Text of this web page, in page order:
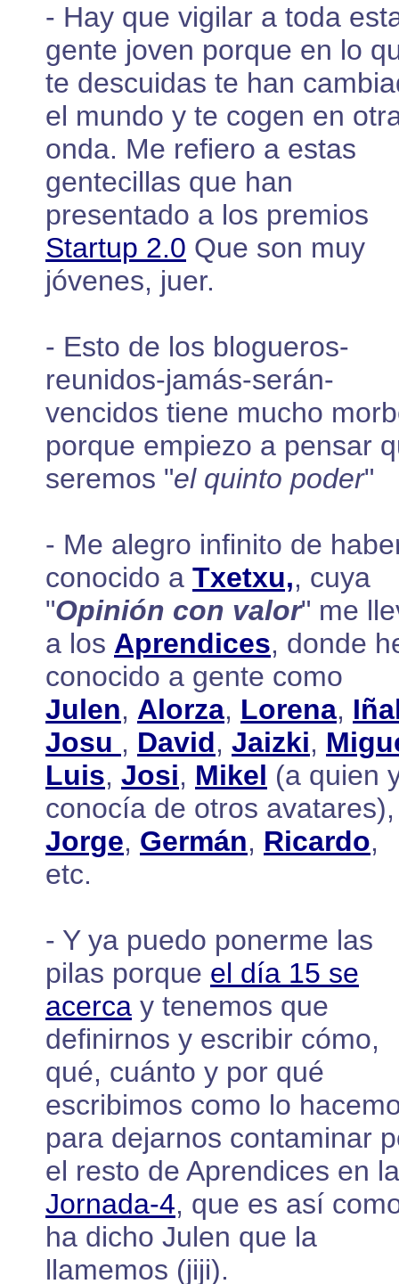
- Hay que vigilar a toda
gente joven porque en lo
te descuidas te han
el mundo y te cogen en
onda. Me refiero a estas
gentecillas que han
presentado a los premios
Startup 2.0 Que son muy
jóvenes, juer.
- Esto de los blogueros-
reunidos-jamás-serán-
vencidos tiene mucho
porque empiezo a pensar
seremos "el quinto poder"
- Me alegro infinito de
conocido a Txetxu,, cuya
"Opinión con valor" me
a los Aprendices, donde
conocido a gente como
Julen, Alorza, Lorena,
Josu , David, Jaizki,
Luis, Josi, Mikel (a quien
conocía de otros avatares),
Jorge, Germán, Ricardo,
etc.
- Y ya puedo ponerme las
pilas porque el día 15 se
acerca y tenemos que
definirnos y escribir cómo,
qué, cuánto y por qué
escribimos como lo
para dejarnos contaminar
el resto de Aprendices en la
Jornada-4, que es así
ha dicho Julen que la
llamemos (jiji).